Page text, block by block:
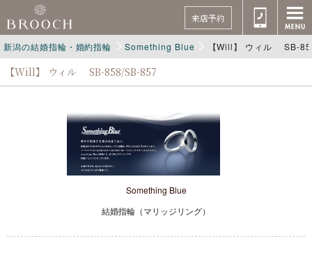
来店予約
新潟の結婚指輪・婚約指輪 Something Blue 【Will】 ウィル SB-
【Will】 ウィル SB-858/SB-857
Something Blue
結婚指輪（マリッジリング）